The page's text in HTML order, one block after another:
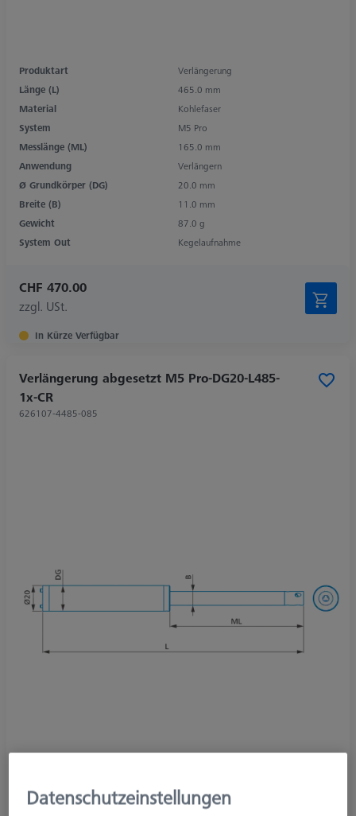
Produktart
Verlängerung
Länge (L)
465.0 mm
Material
Kohlefaser
System
M5 Pro
Messlänge (ML)
165.0 mm
Anwendung
Verlängern
Ø Grundkörper (DG)
20.0 mm
Breite (B)
11.0 mm
Gewicht
87.0 g
System Out
Kegelaufnahme
CHF 470.00
zzgl. USt.
In Kürze Verfügbar
Verlängerung abgesetzt M5 Pro-DG20-L485-
1x-CR
626107-4485-085
Verlängerung
Länge (L)
485.0 mm
Datenschutzeinstellungen